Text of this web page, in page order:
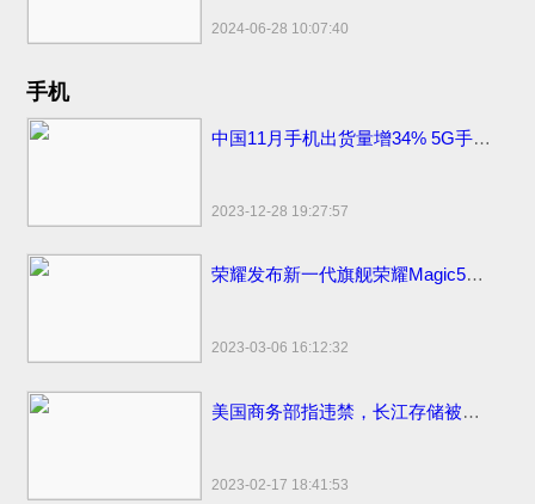
2024-06-28 10:07:40
手机
中国11月手机出货量增34% 5G手机出货量2709.2万部
2023-12-28 19:27:57
荣耀发布新一代旗舰荣耀Magic5系列，新款上市价格分期0首付3999元起
2023-03-06 16:12:32
美国商务部指违禁，长江存储被美国拜登制裁名单面临停工裁员
2023-02-17 18:41:53